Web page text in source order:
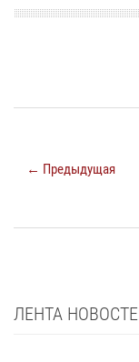
← Предыдущая
ЛЕНТА